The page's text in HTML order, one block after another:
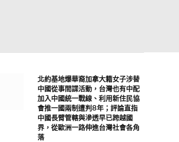
北約基地爆華裔加拿大籍女子涉替
中國從事間諜活動，台灣也有中配
加入中國統一戰線、利用新住民協
會推一國兩制遭判8年；評論直指
中國長臂管轄與滲透早已跨越國
界，從歐洲一路伸進台灣社會各角
落